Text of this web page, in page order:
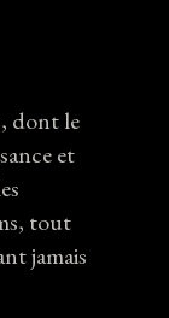
dont le
et
tout
jamais